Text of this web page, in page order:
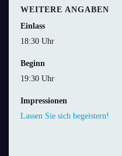
WEITERE ANGABEN
Einlass
18:30 Uhr
Beginn
19:30 Uhr
Impressionen
Lassen Sie sich begeistern!